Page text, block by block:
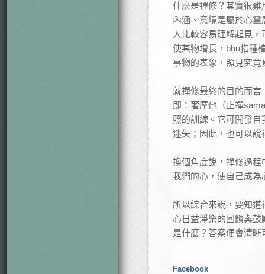
什麼是禪修？其實很
內涵、意境是屬於心
人比較容易理解起見
使某物增長，bhū指種
事物的表象，照見究
就禪修最終的目的而
即：奢摩他（止禪
照的訓練。它可開發
迷失；因此，也可以
換個角度說，禪修過
我們的心，使自己成
所以綜合來說，要知
心日益淨樂的回饋與
是什麼？答案便會清晰
Facebook